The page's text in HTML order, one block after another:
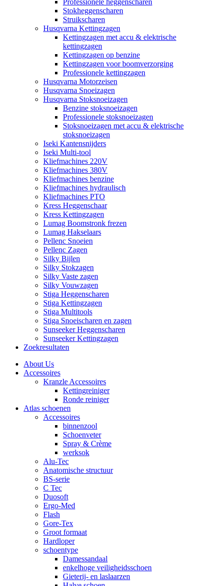
Stokheggenscharen
Struikscharen
Husqvarna Kettingzagen
Kettingzagen met accu & elektrische
kettingzagen
Kettingzagen op benzine
Kettingzagen voor boomverzorging
Professionele kettingzagen
Husqvarna Motorzeisen
Husqvarna Snoeizagen
Husqvarna Stoksnoeizagen
Benzine stoksnoeizagen
Professionele stoksnoeizagen
Stoksnoeizagen met accu & elektrische
stoksnoeizagen
Iseki Kantensnijders
Iseki Multi-tool
Kliefmachines 220V
Kliefmachines 380V
Kliefmachines benzine
Kliefmachines hydraulisch
Kliefmachines PTO
Kress Heggenschaar
Kress Kettingzagen
Lumag Boomstronk frezen
Lumag Hakselaars
Pellenc Snoeien
Pellenc Zagen
Silky Bijlen
Silky Stokzagen
Silky Vaste zagen
Silky Vouwzagen
Stiga Heggenscharen
Stiga Kettingzagen
Stiga Multitools
Stiga Snoeischaren en zagen
Sunseeker Heggenscharen
Sunseeker Kettingzagen
Zoekresultaten
About Us
Accessoires
Kranzle Accessoires
Kettingreiniger
Ronde reiniger
Atlas schoenen
Accessoires
binnenzool
Schoenveter
Spray & Crème
werksok
Alu-Tec
Anatomische structuur
BS-serie
C Tec
Duosoft
Ergo-Med
Flash
Gore-Tex
Groot formaat
Hardloper
schoentype
Damessandaal
enkelhoge veiligheidsschoen
Gieterij- en laslaarzen